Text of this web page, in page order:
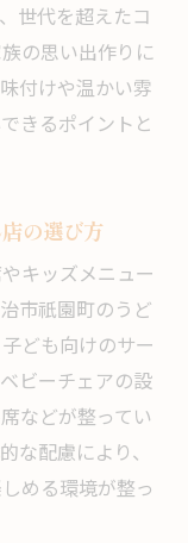
世代を超えたコ
の思い出作りに
付けや温かい雰
きるポイントと
の選び方
キッズメニュー
市祇園町のうど
ども向けのサー
ビーチェアの設
などが整ってい
な配慮により、
める環境が整っ